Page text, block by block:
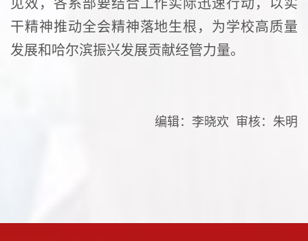
见效，各系部要结合工作实际迅速行动，以实
干精神推动全会精神落地生根，为学校高质量
发展和哈尔滨振兴发展贡献经管力量。
编辑：李晓欢 审核：朱明